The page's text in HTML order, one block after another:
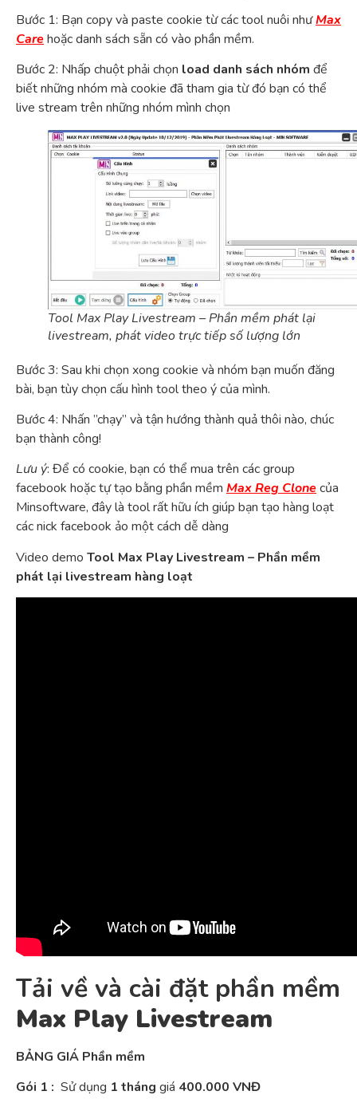
Bước 1: Bạn copy và paste cookie từ các tool nuôi nhưMax
Carehoặc danh sách sẵn có vào phần mềm.
Bước 2: Nhấp chuột phải chọn load danh sách nhóm để
biết những nhóm mà cookie đã tham gia từ đó bạn có thể
live stream trên những nhóm mình chọn
Tool Max Play Livestream – Phần mềm phát lại
livestream, phát video trực tiếp số lượng lớn
Bước 3: Sau khi chọn xong cookie và nhóm bạn muốn đăng
bài, bạn tùy chọn cấu hình tool theo ý của mình.
Bước 4: Nhấn ”chạy” và tận hướng thành quả thôi nào, chúc
bạn thành công!
Lưu ý: Để có cookie, bạn có thể mua trên các group
facebook hoặc tự tạo bằng phần mềm Max Reg Clonecủa
Minsoftware, đây là tool rất hữu ích giúp bạn tạo hàng loạt
các nick facebook ảo một cách dễ dàng
Video demo Tool Max Play Livestream – Phần mềm
phát lại livestream hàng loạt
Tải về và cài đặt phần mềm
Max Play Livestream
BẢNG GIÁ Phần mềm
Gói 1 : Sử dụng 1 tháng giá 400.000 VNĐ